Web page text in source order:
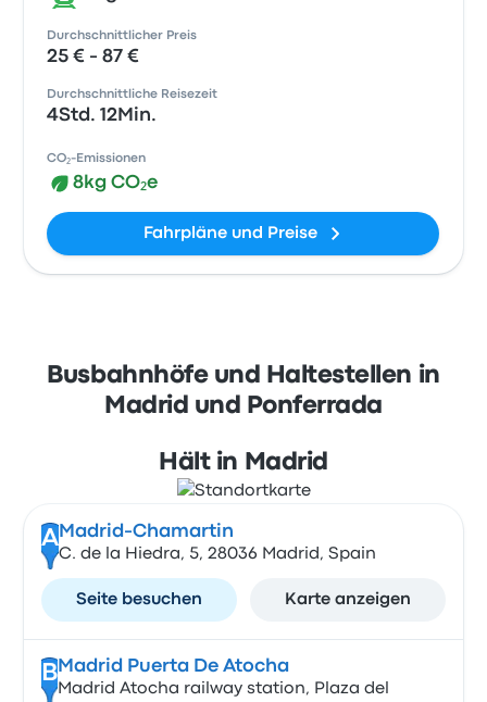
Durchschnittlicher Preis
25 € - 87 €
Durchschnittliche Reisezeit
4Std. 12Min.
CO₂-Emissionen
8kg CO₂e
Fahrpläne und Preise
Busbahnhöfe und Haltestellen in
Madrid und Ponferrada
Hält in Madrid
A Madrid-Chamartin
C. de la Hiedra, 5, 28036 Madrid, Spain
Seite besuchen Karte anzeigen
B Madrid Puerta De Atocha
Madrid Atocha railway station, Plaza del